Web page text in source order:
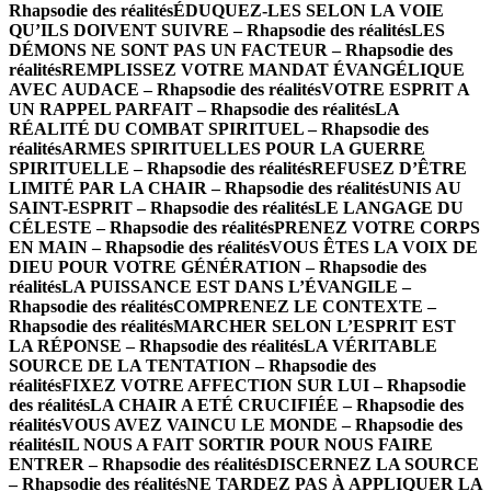
Rhapsodie des réalitésÉDUQUEZ-LES SELON LA VOIE
QU’ILS DOIVENT SUIVRE – Rhapsodie des réalitésLES
DÉMONS NE SONT PAS UN FACTEUR – Rhapsodie des
réalitésREMPLISSEZ VOTRE MANDAT ÉVANGÉLIQUE
AVEC AUDACE – Rhapsodie des réalitésVOTRE ESPRIT A
UN RAPPEL PARFAIT – Rhapsodie des réalitésLA
RÉALITÉ DU COMBAT SPIRITUEL – Rhapsodie des
réalitésARMES SPIRITUELLES POUR LA GUERRE
SPIRITUELLE – Rhapsodie des réalitésREFUSEZ D’ÊTRE
LIMITÉ PAR LA CHAIR – Rhapsodie des réalitésUNIS AU
SAINT-ESPRIT – Rhapsodie des réalitésLE LANGAGE DU
CÉLESTE – Rhapsodie des réalitésPRENEZ VOTRE CORPS
EN MAIN – Rhapsodie des réalitésVOUS ÊTES LA VOIX DE
DIEU POUR VOTRE GÉNÉRATION – Rhapsodie des
réalitésLA PUISSANCE EST DANS L’ÉVANGILE –
Rhapsodie des réalitésCOMPRENEZ LE CONTEXTE –
Rhapsodie des réalitésMARCHER SELON L’ESPRIT EST
LA RÉPONSE – Rhapsodie des réalitésLA VÉRITABLE
SOURCE DE LA TENTATION – Rhapsodie des
réalitésFIXEZ VOTRE AFFECTION SUR LUI – Rhapsodie
des réalitésLA CHAIR A ETÉ CRUCIFIÉE – Rhapsodie des
réalitésVOUS AVEZ VAINCU LE MONDE – Rhapsodie des
réalitésIL NOUS A FAIT SORTIR POUR NOUS FAIRE
ENTRER – Rhapsodie des réalitésDISCERNEZ LA SOURCE
– Rhapsodie des réalitésNE TARDEZ PAS À APPLIQUER LA